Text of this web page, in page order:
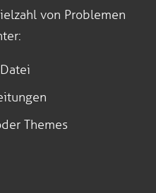
von Problemen
Themes